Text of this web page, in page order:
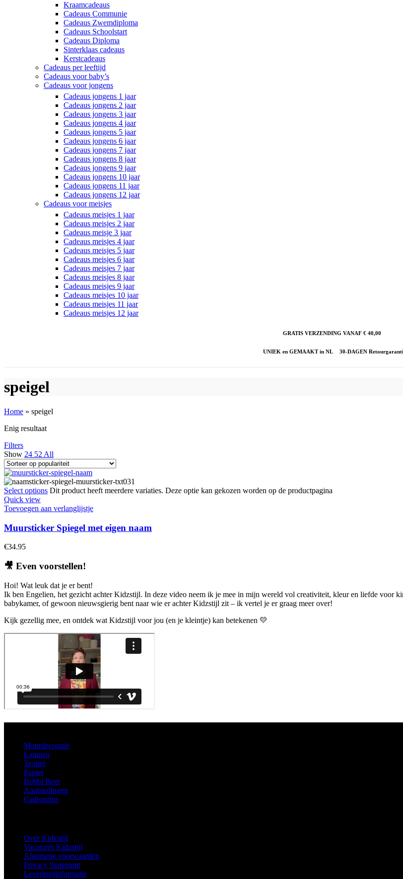
Kraamcadeaus
Cadeaus Communie
Cadeaus Zwemdiploma
Cadeaus Schoolstart
Cadeaus Diploma
Sinterklaas cadeaus
Kerstcadeaus
Cadeaus per leeftijd
Cadeaus voor baby’s
Cadeaus voor jongens
Cadeaus jongens 1 jaar
Cadeaus jongens 2 jaar
Cadeaus jongens 3 jaar
Cadeaus jongens 4 jaar
Cadeaus jongens 5 jaar
Cadeaus jongens 6 jaar
Cadeaus jongens 7 jaar
Cadeaus jongens 8 jaar
Cadeaus jongens 9 jaar
Cadeaus jongens 10 jaar
Cadeaus jongens 11 jaar
Cadeaus jongens 12 jaar
Cadeaus voor meisjes
Cadeaus meisjes 1 jaar
Cadeaus meisjes 2 jaar
Cadeaus meisje 3 jaar
Cadeaus meisjes 4 jaar
Cadeaus meisjes 5 jaar
Cadeaus meisjes 6 jaar
Cadeaus meisjes 7 jaar
Cadeaus meisjes 8 jaar
Cadeaus meisjes 9 jaar
Cadeaus meisjes 10 jaar
Cadeaus meisjes 11 jaar
Cadeaus meisjes 12 jaar
GRATIS VERZENDING VANAF € 40,00
UNIEK en GEMAAKT in NL 30-DAGEN
speigel
Home » speigel
Enig resultaat
Filters
Show 24 52 All
Select options Dit product heeft meerdere variaties. Deze optie kan gekozen worden op de productpagina
Quick view
Toevoegen aan verlanglijstje
Muursticker Spiegel met eigen naam
€34.95
🎥 Even voorstellen!
Hoi! Wat leuk dat je er bent!
Ik ben Engelien, het gezicht achter Kidzstijl. In deze video neem ik je mee in mijn wereld vol creativiteit, kleur en liefde voor
babykamer, of gewoon nieuwsgierig bent naar wie er achter Kidzstijl zit – ik vertel je er graag meer over!
Kijk gezellig mee, en ontdek wat Kidzstijl voor jou (en je kleintje) kan betekenen 💛
Muurdecoratie
Lampen
Textiel
Papier
Bobbi Beer
Aanbiedingen
Cadeautips
Over Kidzstijl
Vacatures Kidzstijl
Algemene voorwaarden
Privacy Statement
Leveringsinformatie